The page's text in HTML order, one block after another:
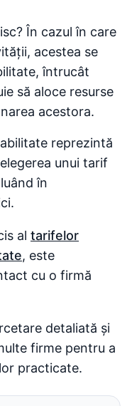
În cazul în care
acestea se
întrucât
să aloce resurse
acestora.
reprezintă
unui tarif
în
al tarifelor
, este
cu o firmă
detaliată și
firme pentru a
practicate.